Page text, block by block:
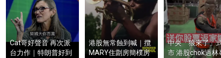
Cat哥好聲音 再次派
台力作｜特朗普好到
港股無常蝕到喊｜攬
MARY住劏房簡樸房
中央「狼來了」
市 港股chok過林